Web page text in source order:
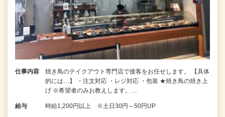
仕事内容
焼き鳥のテイクアウト専門店で接客をお任せします。 【具体
的には…】 ・注文対応 ・レジ対応 ・包装 ★焼き鳥の焼き上
げ ※希望者のみお教えします。…
給与 時給1,200円以上 ※土日30円～50円UP